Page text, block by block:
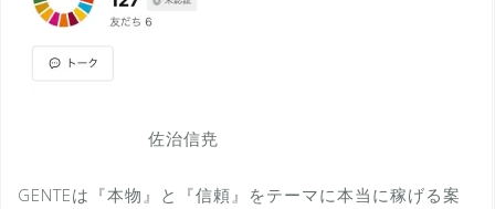
佐治信尭
GENTEは『本物』と『信頼』をテーマに本当に稼げる案